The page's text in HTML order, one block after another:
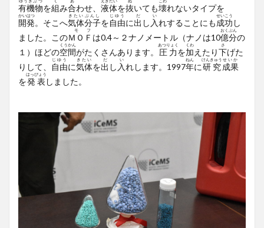
有機物を組み合わせ、 液体を抜いても壊れないタイプを
開発
かいはつ
。そこへ気体
きたい
分子
ぶんし
を自由
じゆう
に出
だ
し 入
い
れすることにも成功
せいこう
し
ました。このＭＯ
モ
Ｆ
フ
は0.4～２ナノメートル（ナノは10億
おく
分
ぶん
の
１）ほどの空間
くうかん
がたくさんあります。 圧力
あつりょく
を加
くわ
えたり下
さ
げた
りして、
自由
じゆう
に気体
きたい
を出
だ
し 入
い
れします。1997年
ねん
に研究
けんきゅう
成果
せいか
を発表
はっぴょう
しました。